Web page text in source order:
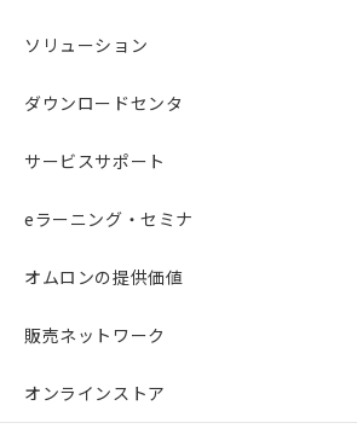
ソリューション
ダウンロードセンタ
サービスサポート
eラーニング・セミナ
オムロンの提供価値
販売ネットワーク
オンラインストア